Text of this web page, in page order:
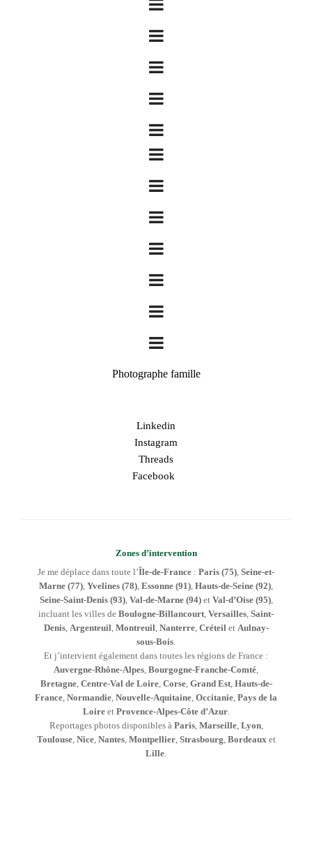
Photographe famille
Linkedin
Instagram
Threads
Facebook
Zones d’intervention
Je me déplace dans toute l’Île-de-France : Paris (75), Seine-et-
Marne (77), Yvelines (78), Essonne (91), Hauts-de-Seine (92),
Seine-Saint-Denis (93), Val-de-Marne (94)et Val-d’Oise (95),
incluant les villes de Boulogne-Billancourt, Versailles, Saint-
Denis, Argenteuil, Montreuil, Nanterre, Créteilet Aulnay-
sous-Bois.
Et j’intervient également dans toutes les régions de France :
Auvergne-Rhône-Alpes, Bourgogne-Franche-Comté,
Bretagne, Centre-Val de Loire, Corse, Grand Est, Hauts-de-
France, Normandie, Nouvelle-Aquitaine, Occitanie, Pays de la
Loireet Provence-Alpes-Côte d’Azur.
Reportages photos disponibles à Paris, Marseille, Lyon,
Toulouse, Nice, Nantes, Montpellier, Strasbourg, Bordeauxet
Lille.